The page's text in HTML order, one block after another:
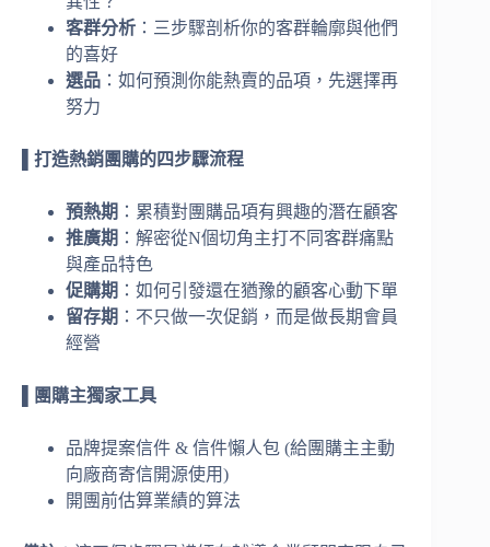
客群分析 ：三步驟剖析你的客群輪廓與他們
的喜好
選品 ：如何預測你能熱賣的品項，先選擇再
努力
▌打造熱銷團購的四步驟流程
預熱期 ：累積對團購品項有興趣的潛在顧客
推廣期 ：解密從N個切角主打不同客群痛點
與產品特色
促購期 ：如何引發還在猶豫的顧客心動下單
留存期 ：不只做一次促銷，而是做長期會員
經營
▌團購主獨家工具
品牌提案信件 & 信件懶人包 (給團購主主動
向廠商寄信開源使用)
開團前估算業績的算法